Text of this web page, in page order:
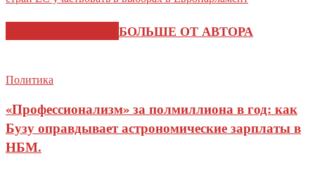
БОЛЬШЕ ОТ АВТОРА
Политика
«Профессионализм» за полмиллиона в год: как
Бузу оправдывает астрономические зарплаты в
НБМ.